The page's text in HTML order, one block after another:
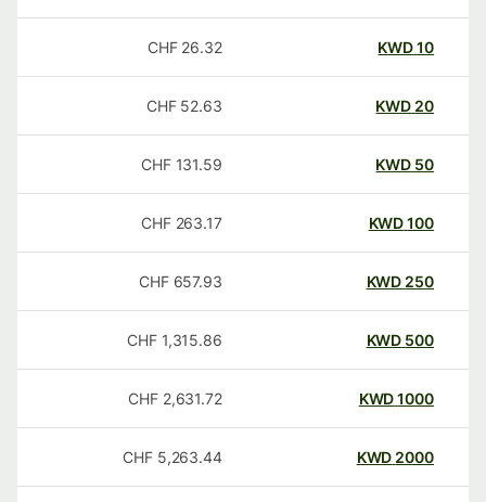
KWD
26.32
CHF
20
KWD
52.63
CHF
50
KWD
131.59
CHF
100
KWD
263.17
CHF
250
KWD
657.93
CHF
500
KWD
1,315.86
CHF
1000
KWD
2,631.72
CHF
2000
KWD
5,263.44
CHF